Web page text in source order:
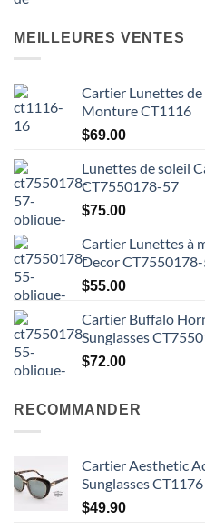
MEILLEURES VENTES
Cartier Lunettes de
Monture CT1116
$69.00
Lunettes de soleil
CT7550178-57
$75.00
Cartier Lunettes à
Decor
$55.00
Cartier Buffalo
Sunglasses
$72.00
RECOMMANDER
Cartier Aesthetic
Sunglasses CT1176
$49.90